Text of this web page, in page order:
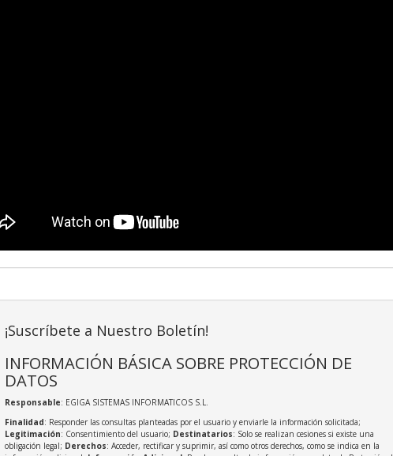
¡Suscríbete a Nuestro Boletín!
INFORMACIÓN BÁSICA SOBRE PROTECCIÓN DE
DATOS
Responsable: EGIGA SISTEMAS INFORMATICOS S.L.
Finalidad: Responder las consultas planteadas por el usuario y enviarle la información solicitada;
Legitimación: Consentimiento del usuario; Destinatarios: Solo se realizan cesiones si existe una
obligación legal; Derechos: Acceder, rectificar y suprimir, así como otros derechos, como se indica en la